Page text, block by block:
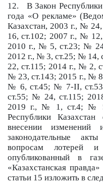
12. В Закон Республики
года «О рекламе»
Казахстан, 2003 г., №
16, ст.102; 2007 г., №
2010 г., № 5, ст.23; №
2012 г., № 3, ст.25; № 14,
22, ст.115; 2014 г., № 2,
№ 23, ст.143; 2015 г., №
№ 6, cт.45; № 7-II,
ст.55; № 24, ст.115;
2019 г., № 1, ст.4; №
Республики
внесении изменений
законодательные
вопросам лотерей и
опубликованный в
«Казахстанская
статьи 15 изложить в